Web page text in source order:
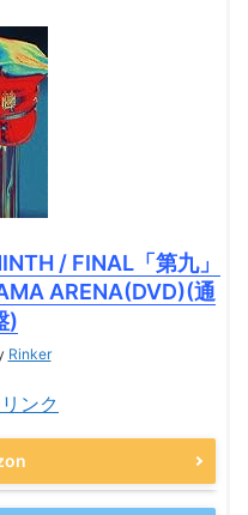
/ FINAL「第九」
ARENA(DVD)(通
)
Rinker
ンク